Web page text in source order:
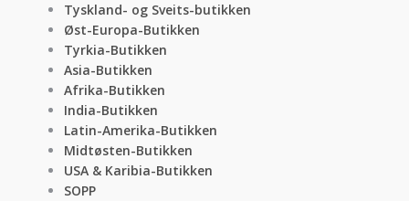
Tyskland- og Sveits-butikken
Øst-Europa-Butikken
Tyrkia-Butikken
Asia-Butikken
Afrika-Butikken
India-Butikken
Latin-Amerika-Butikken
Midtøsten-Butikken
USA & Karibia-Butikken
SOPP